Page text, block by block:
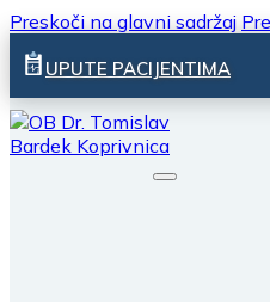
Preskoči na glavni sadržaj
UPUTE PACIJENTIMA